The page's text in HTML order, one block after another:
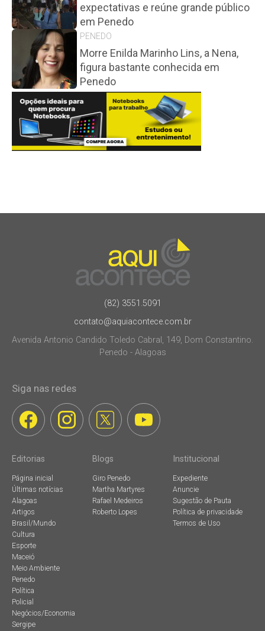
expectativas e reúne grande público
em Penedo
PENEDO
Morre Enilda Marinho Lins, a Nena,
figura bastante conhecida em
Penedo
(82) 3551.5091
contato@aquiacontece.com.br
Avenida Antonio Candido Toledo Cabral, 149, Dom Constantino.
Penedo - Alagoas
Siga nas redes
Editorias
Página inicial
Últimas notícias
Alagoas
Artigos
Brasil/Mundo
Cultura
Esporte
Maceió
Meio Ambiente
Penedo
Política
Policial
Negócios/Economia
Sergipe
Blogs
Giro Penedo
Martha Martyres
Rafael Medeiros
Roberto Lopes
Institucional
Expediente
Anuncie
Sugestão de Pauta
Política de privacidade
Termos de Uso